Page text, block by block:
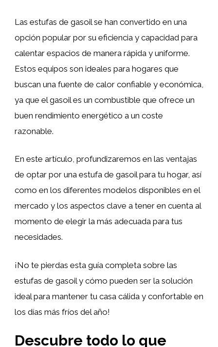
Las estufas de gasoil se han convertido en una
opción popular por su eficiencia y capacidad para
calentar espacios de manera rápida y uniforme.
Estos equipos son ideales para hogares que
buscan una fuente de calor confiable y económica,
ya que el gasoil es un combustible que ofrece un
buen rendimiento energético a un coste
razonable.
En este artículo, profundizaremos en las ventajas
de optar por una estufa de gasoil para tu hogar, así
como en los diferentes modelos disponibles en el
mercado y los aspectos clave a tener en cuenta al
momento de elegir la más adecuada para tus
necesidades.
¡No te pierdas esta guía completa sobre las
estufas de gasoil y cómo pueden ser la solución
ideal para mantener tu casa cálida y confortable en
los días más fríos del año!
Descubre todo lo que